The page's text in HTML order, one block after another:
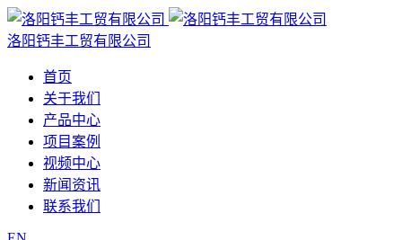
洛阳钙丰工贸有限公司
首页
关于我们
产品中心
项目案例
视频中心
新闻资讯
联系我们